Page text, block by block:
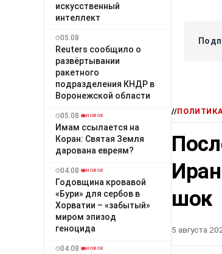
искусственный
интеллект
05.08
Reuters сообщило о
развёртывании
ракетного
подразделения КНДР в
Воронежской области
05.08 НОВОЕ
Имам ссылается на
Коран: Святая Земля
дарована евреям?
04.08 НОВОЕ
Годовщина кровавой
«Бури» для сербов в
Хорватии – «забытый»
миром эпизод
геноцида
04.08 НОВОЕ
//
шок
5 августа